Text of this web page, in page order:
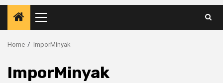
Primary
Menu
Home ImporMinyak
ImporMinyak